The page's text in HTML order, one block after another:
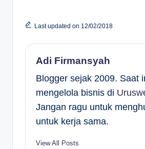
Last updated on 12/02/2018
Adi Firmansyah
Blogger sejak 2009. Saat
mengelola bisnis di
Jangan ragu untuk
untuk kerja sama.
View All Posts